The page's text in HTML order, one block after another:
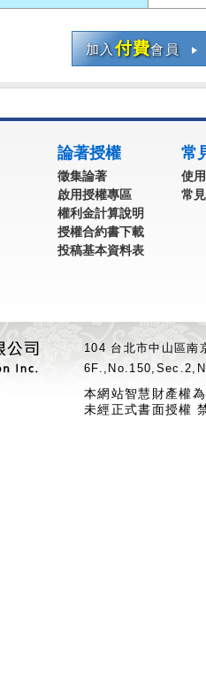
加入付費會員
論著授權
徵集論著
啟用授權專區
權利金計算說明
授權合約書下載
投稿基本資料表
常
使
常
104 台北市中山區
本網站智慧財產權
未經正式書面授權